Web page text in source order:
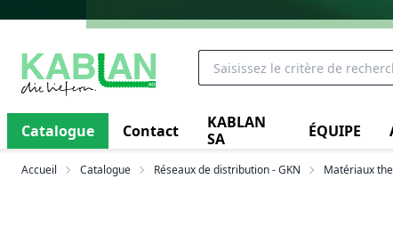
Catalogue Contact
KABLAN
SA
ÉQUIPE
Accueil Catalogue Réseaux de distribution - GKN Matériaux